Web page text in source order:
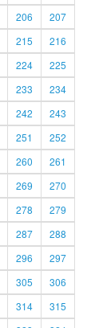
206
207
215
216
224
225
233
234
242
243
251
252
260
261
269
270
278
279
287
288
296
297
305
306
314
315